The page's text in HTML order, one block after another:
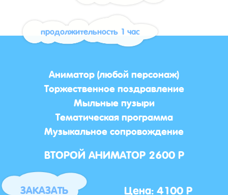
продолжительность 1 час
Аниматор (любой персонаж)
Торжественное поздравление
Мыльные пузыри
Тематическая программа
Музыкальное сопровождение
ВТОРОЙ АНИМАТОР 2600 Р
ЗАКАЗАТЬ Цена: 4100 Р